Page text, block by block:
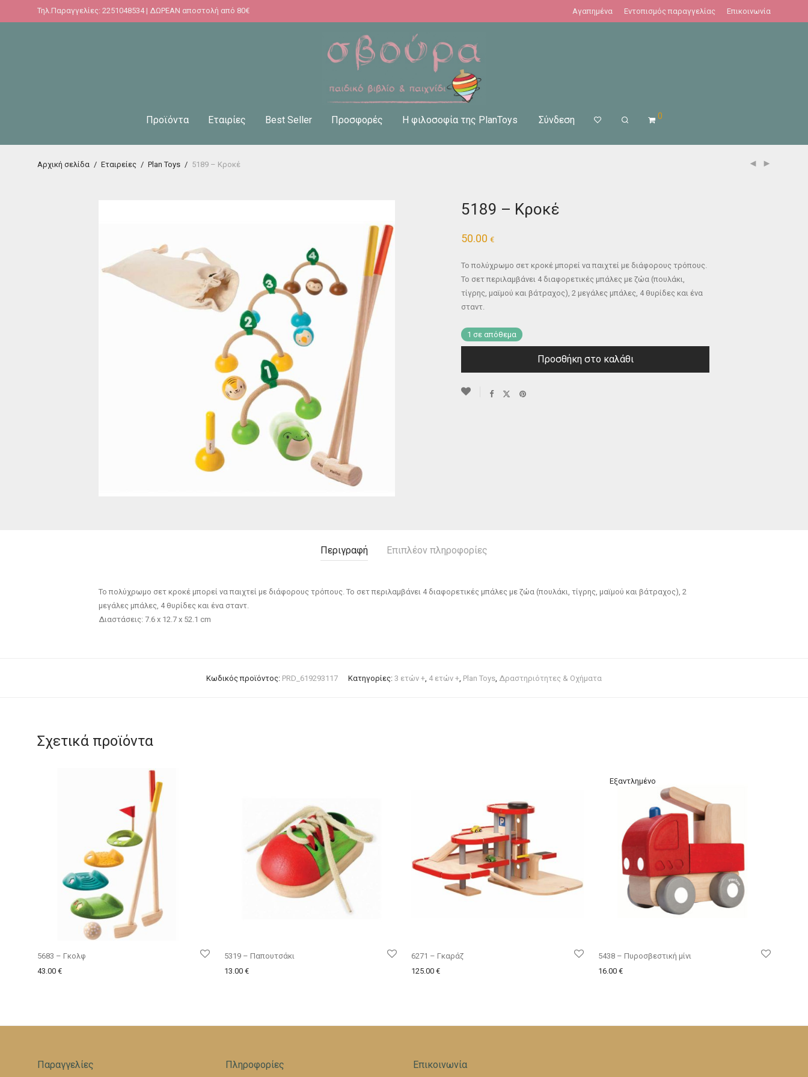
Τηλ.Παραγγελίες: 2251048534 | ΔΩΡΕΑΝ αποστολή από 80€ Αγαπημένα Εντοπισμός παραγγελίας Επικοινωνία
Προϊόντα Εταιρίες Best Seller Προσφορές Η φιλοσοφία της PlanToys Σύνδεση 0
Αρχική σελίδα / Εταιρείες / Plan Toys / 5189 – Κροκέ
5189 – Κροκέ
50.00 €
Το πολύχρωμο σετ κροκέ μπορεί να παιχτεί με διάφορους τρόπους.
Το σετ περιλαμβάνει 4 διαφορετικές μπάλες με ζώα (πουλάκι,
τίγρης, μαϊμού και βάτραχος), 2 μεγάλες μπάλες, 4 θυρίδες και ένα
σταντ.
1 σε απόθεμα
Προσθήκη στο καλάθι
Περιγραφή Επιπλέον πληροφορίες
Το πολύχρωμο σετ κροκέ μπορεί να παιχτεί με διάφορους τρόπους. Το σετ περιλαμβάνει 4 διαφορετικές μπάλες με ζώα (πουλάκι, τίγρης, μαϊμού και βάτραχος), 2
μεγάλες μπάλες, 4 θυρίδες και ένα σταντ.
Διαστάσεις: 7.6 x 12.7 x 52.1 cm
Κωδικός προϊόντος: PRD_619293117 Κατηγορίες: 3 ετών +, 4 ετών +, Plan Toys, Δραστηριότητες & Οχήματα
Σχετικά προϊόντα
5683 – Γκολφ
43.00 €
5319 – Παπουτσάκι
13.00 €
6271 – Γκαράζ
125.00 €
5438 – Πυροσβεστική μίνι
16.00 €
Παραγγελίες Πληροφορίες Επικοινωνία